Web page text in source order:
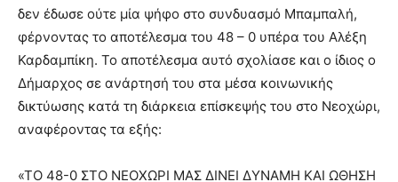
δεν έδωσε ούτε μία ψήφο στο συνδυασμό Μπαμπαλή,
φέρνοντας το αποτέλεσμα του 48 – 0 υπέρα του Αλέξη
Καρδαμπίκη. Το αποτέλεσμα αυτό σχολίασε και ο ίδιος ο
Δήμαρχος σε ανάρτησή του στα μέσα κοινωνικής
δικτύωσης κατά τη διάρκεια επίσκεψής του στο Νεοχώρι,
αναφέροντας τα εξής:
«ΤΟ 48-0 ΣΤΟ ΝΕΟΧΩΡΙ ΜΑΣ ΔΙΝΕΙ ΔΥΝΑΜΗ ΚΑΙ ΩΘΗΣΗ